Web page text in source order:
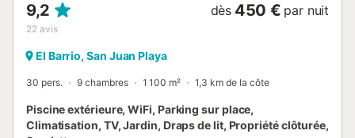
9,2
22 avis
dès 450 € par nuit
El Barrio, San Juan Playa
30 pers. 9 chambres 1 100 m² 1,3 km de la côte
Piscine extérieure, WiFi, Parking sur place,
Climatisation, TV, Jardin, Draps de lit, Propriété clôturée,